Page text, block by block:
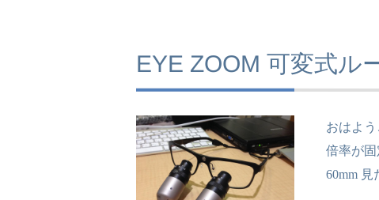
EYE ZOOM 可変式ル
おはよ
倍率が
60mm